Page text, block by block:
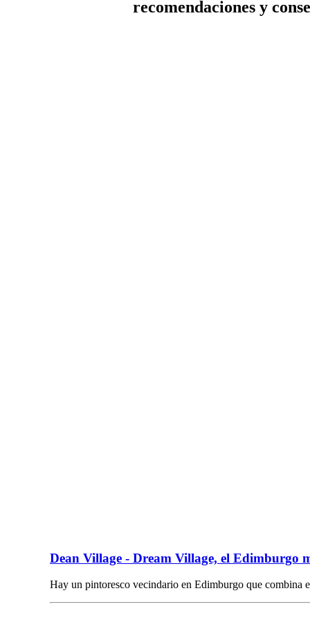
recomendaciones y
Dean Village - Dream Village, el Edimburgo
Hay un pintoresco vecindario en Edimburgo que combina